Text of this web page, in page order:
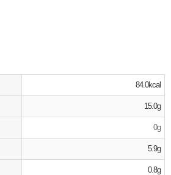
84.0kcal
15.0g
0g
5.9g
0.8g